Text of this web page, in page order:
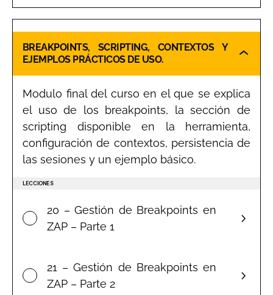
BREAKPOINTS, SCRIPTING, CONTEXTOS Y
EJEMPLOS PRÁCTICOS DE USO.
Modulo final del curso en el que se explica
el uso de los breakpoints, la sección de
scripting disponible en la herramienta,
configuración de contextos, persistencia de
las sesiones y un ejemplo básico.
LECCIONES
20 – Gestión de Breakpoints en
ZAP – Parte 1
21 – Gestión de Breakpoints en
ZAP – Parte 2